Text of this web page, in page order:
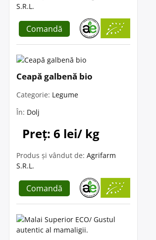
S.R.L.
Comandă
Ceapă galbenă bio
Categorie: Legume
În: Dolj
Preț: 6 lei/ kg
Produs și vândut de: Agrifarm
S.R.L.
Comandă